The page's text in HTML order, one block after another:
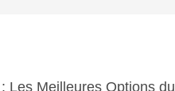
Les Meilleures Options du